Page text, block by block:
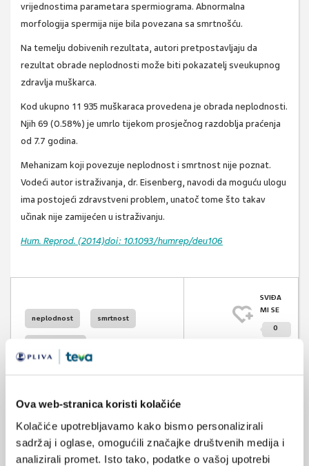
Ova web-stranica koristi kolačiće
Kolačiće upotrebljavamo kako bismo personalizirali
sadržaj i oglase, omogućili značajke društvenih medija i
analizirali promet. Isto tako, podatke o vašoj upotrebi
vrijednostima parametara spermiograma. Abnormalna
morfologija spermija nije bila povezana sa smrtnošću.
Na temelju dobivenih rezultata, autori pretpostavljaju da
rezultat obrade neplodnosti može biti pokazatelj sveukupnog
zdravlja muškarca.
Kod ukupno 11 935 muškaraca provedena je obrada neplodnosti.
Njih 69 (0.58%) je umrlo tijekom prosječnog razdoblja praćenja
od 7.7 godina.
Mehanizam koji povezuje neplodnost i smrtnost nije poznat.
Vodeći autor istraživanja, dr. Eisenberg, navodi da moguću ulogu
ima postojeći zdravstveni problem, unatoč tome što takav
učinak nije zamijećen u istraživanju.
Hum. Reprod. (2014)doi: 10.1093/humrep/deu106
neplodnost smrtnost
SVIĐA
MI SE
0
VEZANI SADRŽAJ <